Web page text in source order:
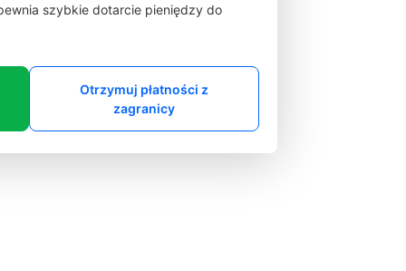
szybkie dotarcie pieniędzy do
Otrzymuj płatności z
zagranicy